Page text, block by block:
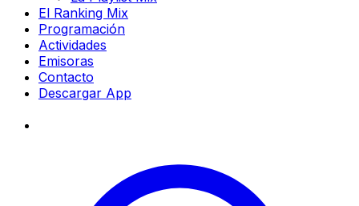
El Ranking Mix
Programación
Actividades
Emisoras
Contacto
Descargar App